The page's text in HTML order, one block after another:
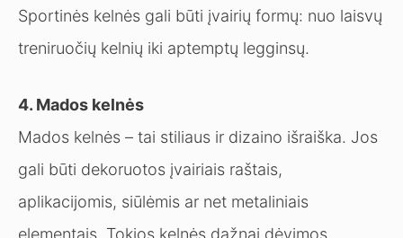
Sportinės kelnės gali būti įvairių formų: nuo laisvų
treniruočių kelnių iki aptemptų legginsų.
4. Mados kelnės
Mados kelnės – tai stiliaus ir dizaino išraiška. Jos
gali būti dekoruotos įvairiais raštais,
aplikacijomis, siūlėmis ar net metaliniais